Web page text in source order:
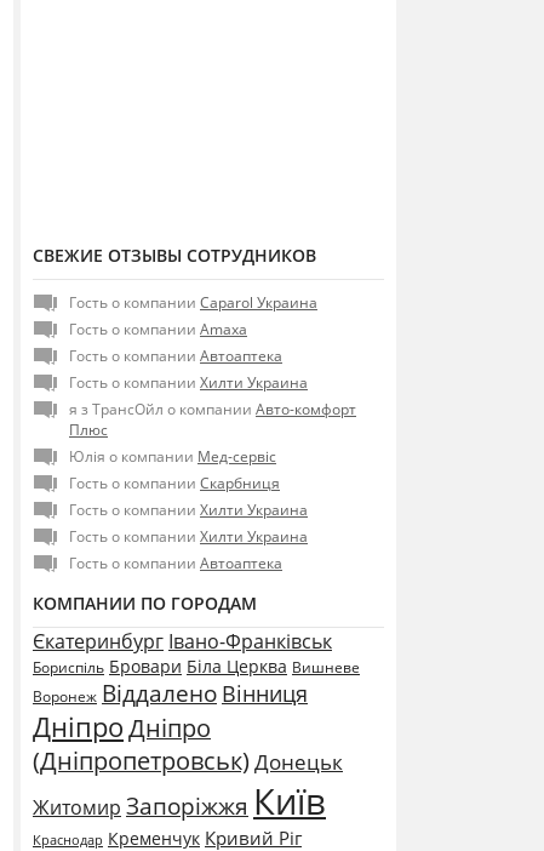
СВЕЖИЕ ОТЗЫВЫ СОТРУДНИКОВ
Гость о компании Caparol Украина
Гость о компании Amaxa
Гость о компании Автоаптека
Гость о компании Хилти Украина
я з ТрансОйл о компании Авто-комфорт
Плюс
Юлія о компании Мед-сервіс
Гость о компании Скарбниця
Гость о компании Хилти Украина
Гость о компании Хилти Украина
Гость о компании Автоаптека
КОМПАНИИ ПО ГОРОДАМ
Єкатеринбург Івано-Франківськ
Бориспіль Бровари Біла Церква Вишневе
Воронеж Віддалено Вінниця
ДніпроДніпро
(Дніпропетровськ) Донецьк
Житомир Запоріжжя Київ
Краснодар Кременчук Кривий Ріг